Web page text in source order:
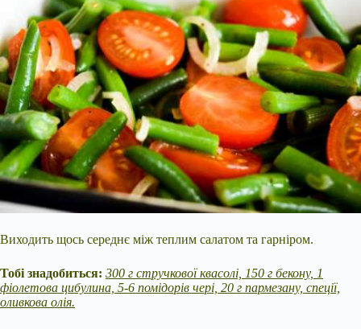
Виходить щось середнє між теплим салатом та гарніром.
Тобі знадобиться: 300 г стручкової квасолі, 150 г бекону, 1
фіолетова цибулина, 5-6 помідорів чері, 20 г пармезану, спеції,
оливкова олія.